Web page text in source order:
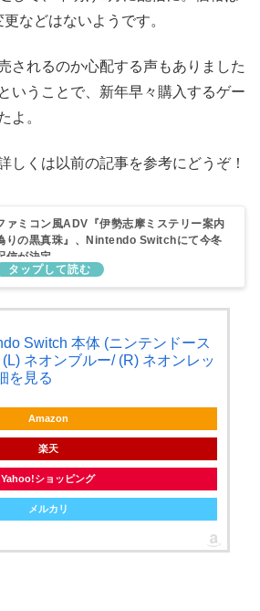
などはないようです。
されるのか心配する声もありました
いうことで、新年早々購入するゲー
よ。
しくは以前の記事を参考にどうぞ！
ァミコン風ADV『伊勢志摩ミステリー案内
りの黒真珠』、Nintendo Switchにて今冬
信が決定。
Switch 本体 (ニンテンドース
ネオンブルー/ (R) ネオンレッ
を見る
Amazon
楽天
Yahoo!ショッピング
メルカリ